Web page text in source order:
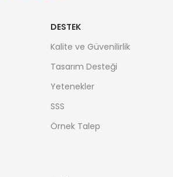
DESTEK
Kalite ve Güvenilirlik
Tasarım Desteği
Yetenekler
SSS
Örnek Talep